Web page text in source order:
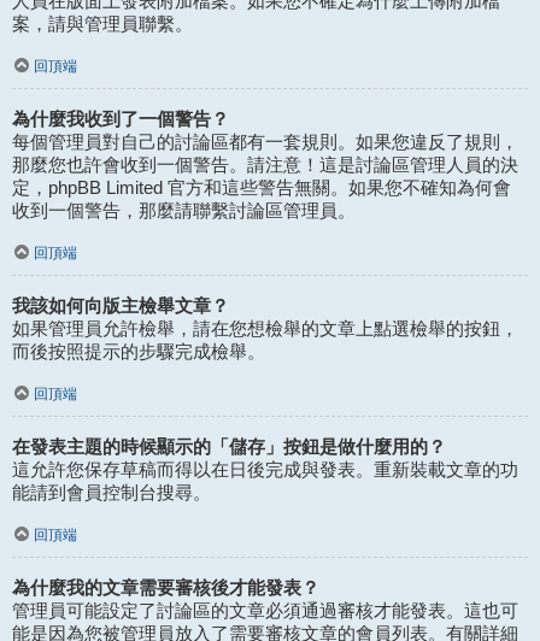
案，請與管理員聯繫。
回頂端
為什麼我收到了一個警告？
每個管理員對自己的討論區都有一套規則。如果您違反了規則，
那麼您也許會收到一個警告。請注意！這是討論區管理人員的決
定，phpBB Limited 官方和這些警告無關。如果您不確知為何會
收到一個警告，那麼請聯繫討論區管理員。
回頂端
我該如何向版主檢舉文章？
如果管理員允許檢舉，請在您想檢舉的文章上點選檢舉的按鈕，
而後按照提示的步驟完成檢舉。
回頂端
在發表主題的時候顯示的「儲存」按鈕是做什麼用的？
這允許您保存草稿而得以在日後完成與發表。重新裝載文章的功
能請到會員控制台搜尋。
回頂端
為什麼我的文章需要審核後才能發表？
管理員可能設定了討論區的文章必須通過審核才能發表。這也可
能是因為您被管理員放入了需要審核文章的會員列表。有關詳細